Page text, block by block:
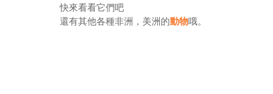
快來看看它們吧
還有其他各種非洲，美洲的動物哦。